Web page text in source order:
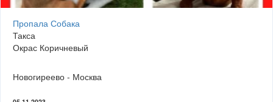
Пропала Собака
Такса
Окрас Коричневый
Новогиреево - Москва